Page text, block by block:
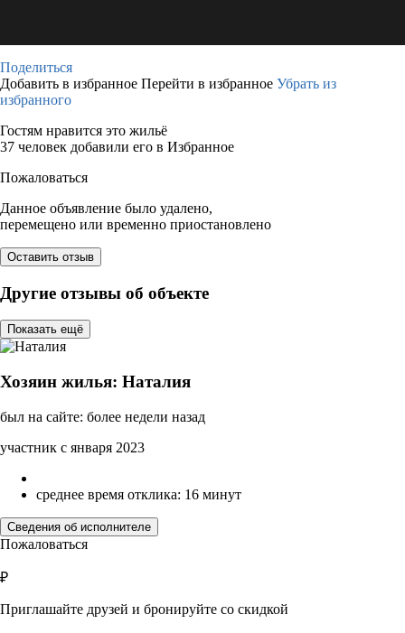
Поделиться
Добавить в избранное Перейти в избранное Убрать из
избранного
Гостям нравится это жильё
37 человек добавили его в Избранное
Пожаловаться
Данное объявление было удалено,
перемещено или временно приостановлено
Оставить отзыв
Другие отзывы об объекте
Показать ещё
Хозяин жилья: Наталия
был на сайте: более недели назад
участник с января 2023
среднее время отклика: 16 минут
Сведения об исполнителе
Пожаловаться
₽
Приглашайте друзей и бронируйте со скидкой